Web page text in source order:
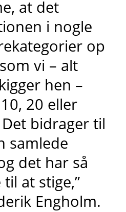
at det
i nogle
op
vi – alt
hen –
20 eller
bidrager til
samlede
det har så
at stige,”
Engholm.